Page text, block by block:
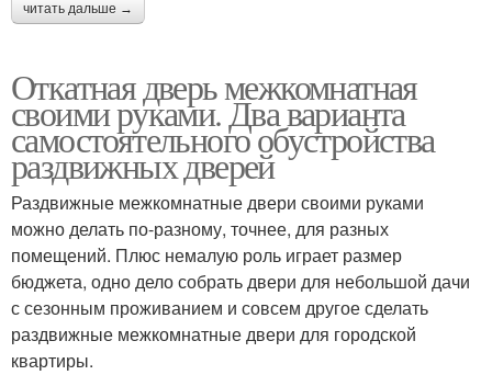
читать дальше →
Откатная дверь межкомнатная
своими руками. Два варианта
самостоятельного обустройства
раздвижных дверей
Раздвижные межкомнатные двери своими руками
можно делать по-разному, точнее, для разных
помещений. Плюс немалую роль играет размер
бюджета, одно дело собрать двери для небольшой дачи
с сезонным проживанием и совсем другое сделать
раздвижные межкомнатные двери для городской
квартиры.